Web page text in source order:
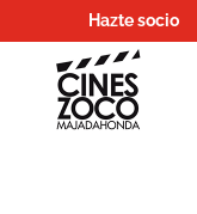
Hazte socio